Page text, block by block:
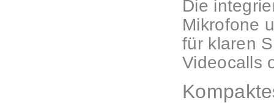
Die
Mikrofone
für klaren
Videocalls